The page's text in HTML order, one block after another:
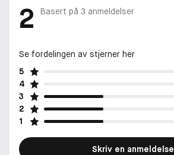
2 Basert på 3 anmeldelser
Se fordelingen av stjerner her
5
4
3
2
1
Skriv en anmeldelse